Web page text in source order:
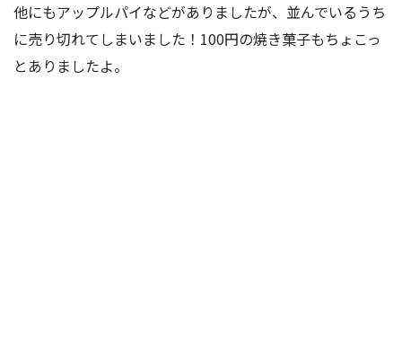
他にもアップルパイなどがありましたが、並んでいるうち
に売り切れてしまいました！100円の焼き菓子もちょこっ
とありましたよ。